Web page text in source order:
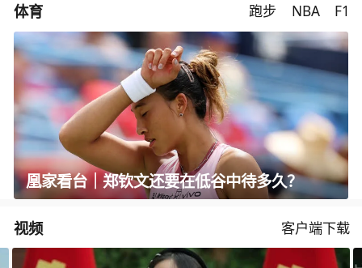
体育 跑步 NBA F1
凰家看台｜郑钦文还要在低谷中待多久？
视频 客户端下载